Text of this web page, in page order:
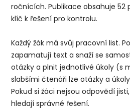
ročnících. Publikace obsahuje 52
klíč k řešení pro kontrolu.
Každý žák má svůj pracovní list.
zapamatují text a snaží se
otázky a plnit jednotlivé úkoly (s
slabšími čtenáři lze otázky a
Pokud si žáci nejsou odpovědí
hledají správné řešení.